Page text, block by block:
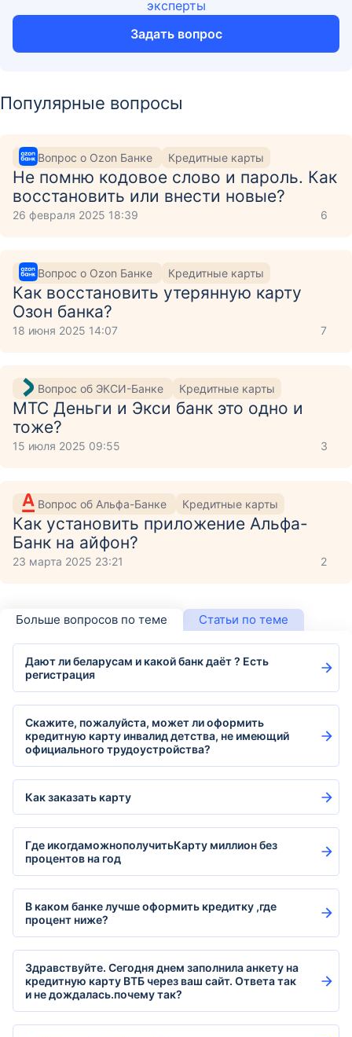
эксперты
Задать вопрос
Популярные вопросы
Вопрос о Ozon Банке Кредитные карты
Не помню кодовое слово и пароль. Как
восстановить или внести новые?
26 февраля 2025 18:39 6
Вопрос о Ozon Банке Кредитные карты
Как восстановить утерянную карту
Озон банка?
18 июня 2025 14:07 7
Вопрос об ЭКСИ-Банке Кредитные карты
МТС Деньги и Экси банк это одно и
тоже?
15 июля 2025 09:55 3
Вопрос об Альфа-Банке Кредитные карты
Как установить приложение Aльфа-
Банк на айфон?
23 марта 2025 23:21 2
Больше вопросов по теме Статьи по теме
Дают ли беларусам и какой банк даёт ? Есть
регистрация
Скажите, пожалуйста, может ли оформить
кредитную карту инвалид детства, не имеющий
официального трудоустройства?
Как заказать карту
Где икогдаможнополучитьКарту миллион без
процентов на год
В каком банке лучше оформить кредитку ,где
процент ниже?
Здравствуйте. Сегодня днем заполнила анкету на
кредитную карту ВТБ через ваш сайт. Ответа так
и не дождалась.почему так?